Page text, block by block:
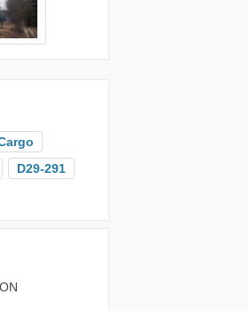
D29-291